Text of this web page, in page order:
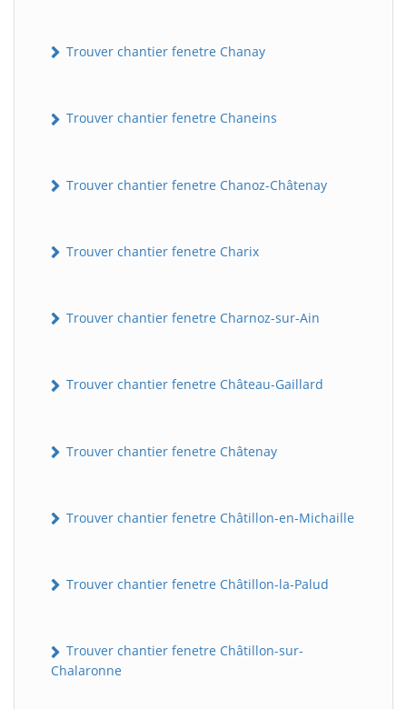
Trouver chantier fenetre Chanay
Trouver chantier fenetre Chaneins
Trouver chantier fenetre Chanoz-Châtenay
Trouver chantier fenetre Charix
Trouver chantier fenetre Charnoz-sur-Ain
Trouver chantier fenetre Château-Gaillard
Trouver chantier fenetre Châtenay
Trouver chantier fenetre Châtillon-en-Michaille
Trouver chantier fenetre Châtillon-la-Palud
Trouver chantier fenetre Châtillon-sur-
Chalaronne